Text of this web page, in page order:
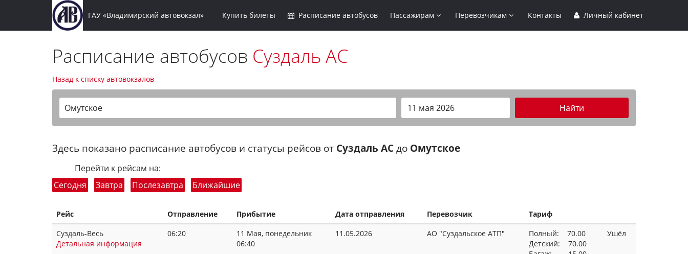
ГАУ «Владимирский автовокзал» Купить билеты Расписание автобусов Пассажирам Перевозчикам Контакты Личный кабинет
Расписание автобусов Суздаль АС
Назад к списку автовокзалов
Омутское Найти
Здесь показано расписание автобусов и статусы рейсов от Суздаль АС до Омутское
Перейти к рейсам на:
Сегодня
Завтра Послезавтра Ближайшие
Рейс Отправление Прибытие Дата отправления Перевозчик
Тариф
Суздаль-Весь
Детальная информация
06:20
11 Мая, понедельник
06:40
11.05.2026 АО "Суздальское АТП"
Полный: 70.00
Детский: 70.00
Ушёл